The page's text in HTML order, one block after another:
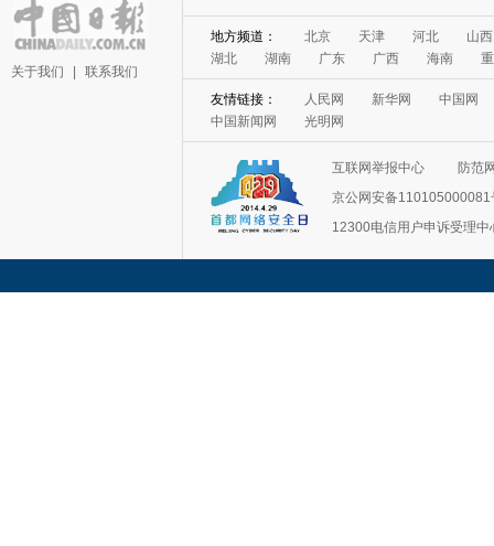
关于我们 联系我们
地方频道： 北京 天津 河北
山西
湖北
湖南 广东 广西 海南
友情链接： 人民网 新华网
中国网
中国新闻网
光明网
互联网举报中心
防范
京公网安备110105000081
12300电信用户申诉受理中